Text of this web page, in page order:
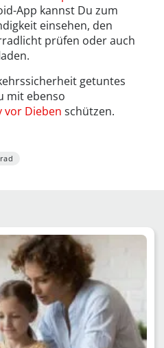
App kannst Du zum
einsehen, den
prüfen oder auch
getuntes
mit ebenso
vor Dieben schützen.